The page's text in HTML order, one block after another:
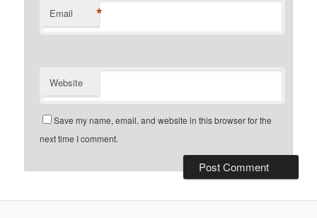
Email *
Website
Save my name, email, and website in this browser for the
next time I comment.